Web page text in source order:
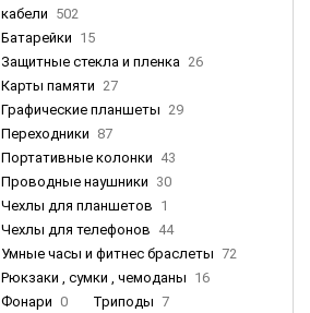
кабели 502
Батарейки 15
Защитные стекла и пленка 26
Карты памяти 27
Графические планшеты 29
Переходники 87
Портативные колонки 43
Проводные наушники 30
Чехлы для планшетов 1
Чехлы для телефонов 44
Умные часы и фитнес браслеты 72
Рюкзаки , сумки , чемоданы 16
Фонари 0 Триподы 7